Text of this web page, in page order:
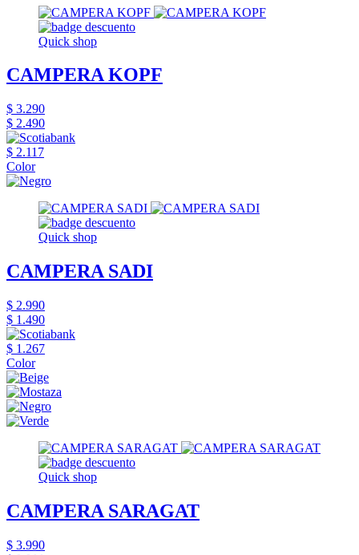
Quick shop
CAMPERA KOPF
$ 3.290
$ 2.490
$ 2.117
Color
Quick shop
CAMPERA SADI
$ 2.990
$ 1.490
$ 1.267
Color
Quick shop
CAMPERA SARAGAT
$ 3.990